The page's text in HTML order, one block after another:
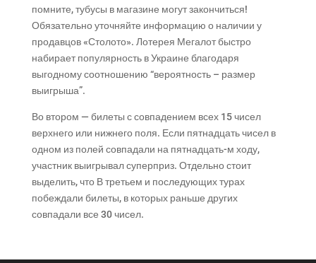
помните, тубусы в магазине могут закончиться!
Обязательно уточняйте информацию о наличии у
продавцов «Столото». Лотерея Мегалот быстро
набирает популярность в Украине благодаря
выгодному соотношению “вероятность – размер
выигрыша”.
Во втором — билеты с совпадением всех 15 чисел
верхнего или нижнего поля. Если пятнадцать чисел в
одном из полей совпадали на пятнадцать-м ходу,
участник выигрывал суперприз. Отдельно стоит
выделить, что В третьем и последующих турах
побеждали билеты, в которых раньше других
совпадали все 30 чисел.